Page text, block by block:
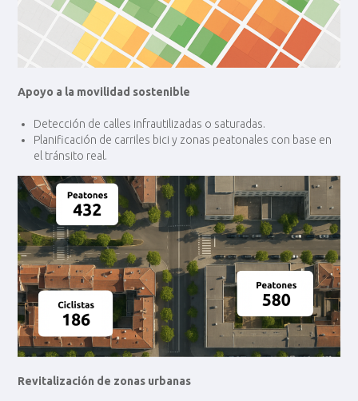
Apoyo a la movilidad sostenible
Detección de calles infrautilizadas o saturadas.
Planificación de carriles bici y zonas peatonales con base en
el tránsito real.
Revitalización de zonas urbanas